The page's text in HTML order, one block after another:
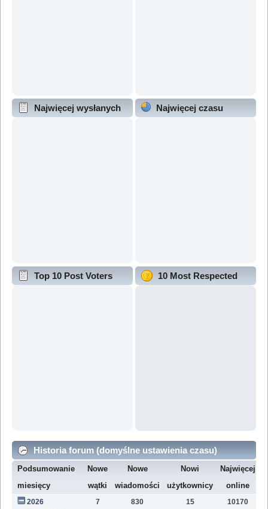
Najwięcej wysłanych
Najwięcej czasu
Top 10 Post Voters 10 Most Respected
Historia forum (domyślne ustawienia czasu)
Podsumowanie
miesięcy
Nowe
wątki
Nowe
wiadomości
Nowi
użytkownicy
Najwięcej
online
2026 7 830 15 10170